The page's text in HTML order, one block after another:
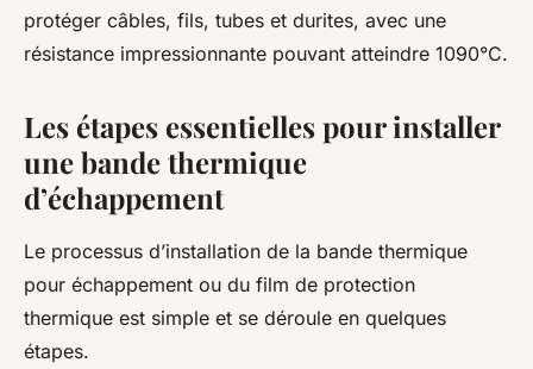
protéger câbles, fils, tubes et durites, avec une
résistance impressionnante pouvant atteindre 1090°C.
Les étapes essentielles pour installer
une bande thermique
d’échappement
Le processus d’installation de la bande thermique
pour échappement ou du film de protection
thermique est simple et se déroule en quelques
étapes.